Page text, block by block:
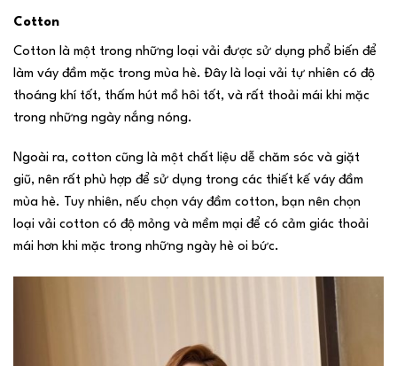
Cotton
Cotton là một trong những loại vải được sử dụng phổ biến để
làm váy đầm mặc trong mùa hè. Đây là loại vải tự nhiên có độ
thoáng khí tốt, thấm hút mồ hôi tốt, và rất thoải mái khi mặc
trong những ngày nắng nóng.
Ngoài ra, cotton cũng là một chất liệu dễ chăm sóc và giặt
giũ, nên rất phù hợp để sử dụng trong các thiết kế váy đầm
mùa hè. Tuy nhiên, nếu chọn váy đầm cotton, bạn nên chọn
loại vải cotton có độ mỏng và mềm mại để có cảm giác thoải
mái hơn khi mặc trong những ngày hè oi bức.